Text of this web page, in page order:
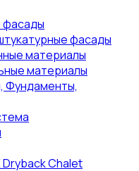
фасады
фасады
материалы
материалы
Фундаменты,
Chalet